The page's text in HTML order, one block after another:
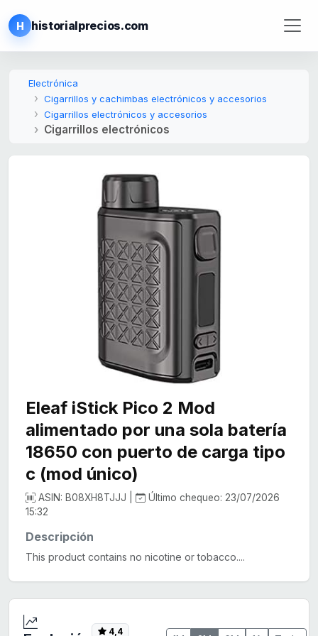
H historialprecios.com
Electrónica
Cigarrillos y cachimbas electrónicos y accesorios
Cigarrillos electrónicos y accesorios
Cigarrillos electrónicos
Eleaf iStick Pico 2 Mod
alimentado por una sola batería
18650 con puerto de carga tipo
c (mod único)
ASIN: B08XH8TJJJ |
Último chequeo: 23/07/2026
15:32
Descripción
This product contains no nicotine or tobacco....
4,4